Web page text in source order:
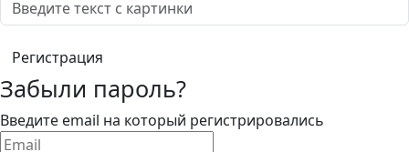
Забыли пароль?
Введите email на который регистрировались